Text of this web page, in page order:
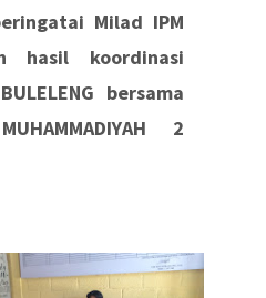
Milad IPM
hasil koordinasi
bersama
2